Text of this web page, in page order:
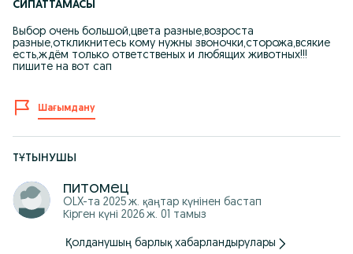
СИПАТТАМАСЫ
Выбор очень большой,цвета разные,возроста
разные,откликнитесь кому нужны звоночки,сторожа,всякие
есть,ждём только ответственых и любящих животных!!!
пишите на вот сап
Шағымдану
ТҰТЫНУШЫ
питомец
OLX-та 2025 ж. қаңтар күнінен бастап
Кірген күні 2026 ж. 01 тамыз
Қолданушың барлық хабарландырулары